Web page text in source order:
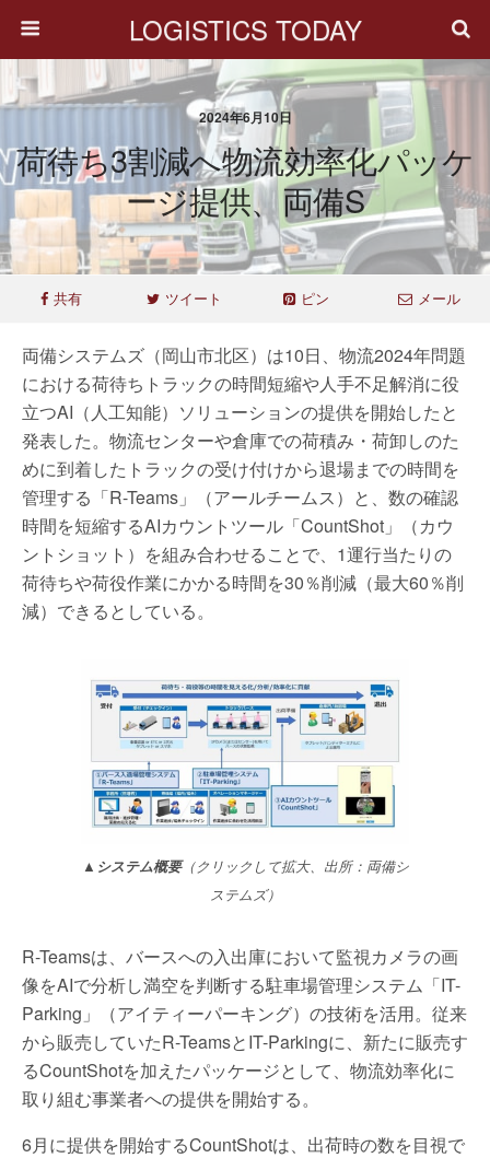
LOGISTICS TODAY
2024年6月10日
荷待ち3割減へ物流効率化パッケ
ージ提供、両備S
共有 ツイート ピン メール
両備システムズ（岡山市北区）は10日、物流2024年問題
における荷待ちトラックの時間短縮や人手不足解消に役
立つAI（人工知能）ソリューションの提供を開始したと
発表した。物流センターや倉庫での荷積み・荷卸しのた
めに到着したトラックの受け付けから退場までの時間を
管理する「R-Teams」（アールチームス）と、数の確認
時間を短縮するAIカウントツール「CountShot」（カウ
ントショット）を組み合わせることで、1運行当たりの
荷待ちや荷役作業にかかる時間を30％削減（最大60％削
減）できるとしている。
▲システム概要（クリックして拡大、出所：両備シ
ステムズ）
R-Teamsは、バースへの入出庫において監視カメラの画
像をAIで分析し満空を判断する駐車場管理システム「IT-
Parking」（アイティーパーキング）の技術を活用。従来
から販売していたR-TeamsとIT-Parkingに、新たに販売す
るCountShotを加えたパッケージとして、物流効率化に
取り組む事業者への提供を開始する。
6月に提供を開始するCountShotは、出荷時の数を目視で